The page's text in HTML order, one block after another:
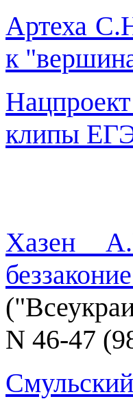
Артеха
к
клипы
Хазен
N 46-47